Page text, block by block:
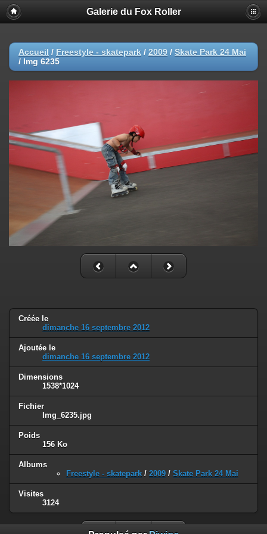
Galerie du Fox Roller
Accueil / Freestyle - skatepark / 2009 / Skate Park 24 Mai
/ Img 6235
Créée le
dimanche 16 septembre 2012
Ajoutée le
dimanche 16 septembre 2012
Dimensions
1538*1024
Fichier
Img_6235.jpg
Poids
156 Ko
Albums
Freestyle - skatepark / 2009 / Skate Park 24 Mai
Visites
3124